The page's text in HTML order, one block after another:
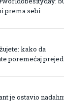
prema sebi
kako da
poremećaj
je ostavio